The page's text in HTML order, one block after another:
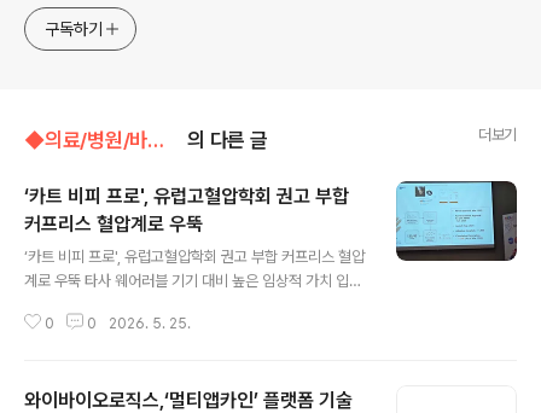
jp11222@naver.com
구독하기
◆의료/병원/바이오벤처/◁바이오벤처,의료기기 의 다른 글 더보기
‘카트 비피 프로', 유럽고혈압학회 권고 부합
커프리스 혈압계로 우뚝
‘카트 비피 프로', 유럽고혈압학회 권고 부합 커프리스 혈압
계로 우뚝 타사 웨어러블 기기 대비 높은 임상적 가치 입증
심장학회(APSC 2026) ‘혈관 혈류역학(Vascular Hae
임상적 신뢰성을 갖췄음을 다시 한번 입증했다고 밝혔다.
0 0 2026. 5. 25.
와이바이오로직스,‘멀티앱카인’ 플랫폼 기술